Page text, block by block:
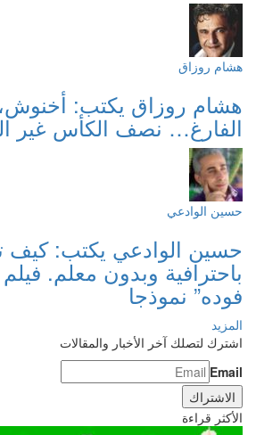
هشام روزاق
هشام روزاق يكتب:
الفارغ… نصف الكأس غير
حسين الوادعي
حسين الوادعي يكتب: كيف
باحترافية وبدون معلم.
فوده” نموذجا
المزيد
اشترك لتصلك آخر الأخبار والمقالات
Email
الأكثر قراءة